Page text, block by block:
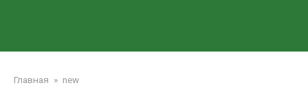
Главная » new